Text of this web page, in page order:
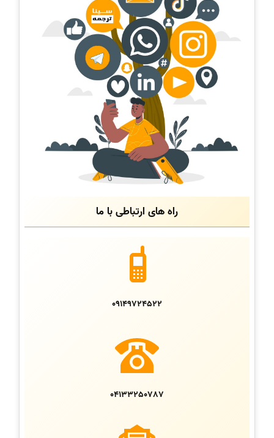
راه های ارتباطی با ما
09149724522
04133250787